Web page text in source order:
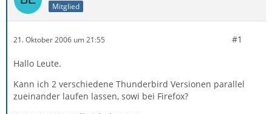
Mitglied
21. Oktober 2006 um 21:55 #1
Hallo Leute.
Kann ich 2 verschiedene Thunderbird Versionen parallel
zueinander laufen lassen, sowi bei Firefox?